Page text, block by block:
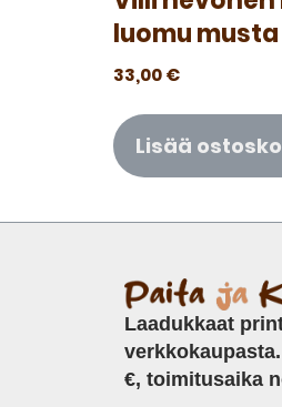
luomu musta
33,00€
Lisää
Laadukkaat
€, toimitusaika